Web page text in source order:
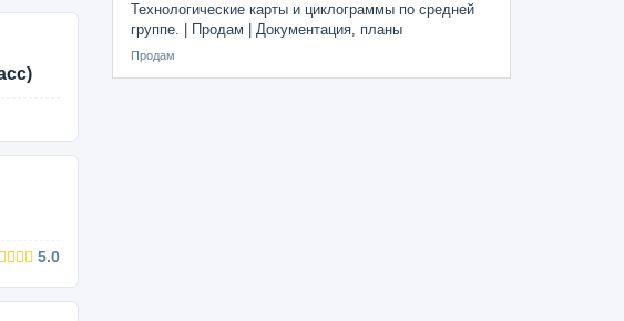
5.0
Технологические карты и циклограммы по средней
группе. | Продам | Документация, планы
Продам